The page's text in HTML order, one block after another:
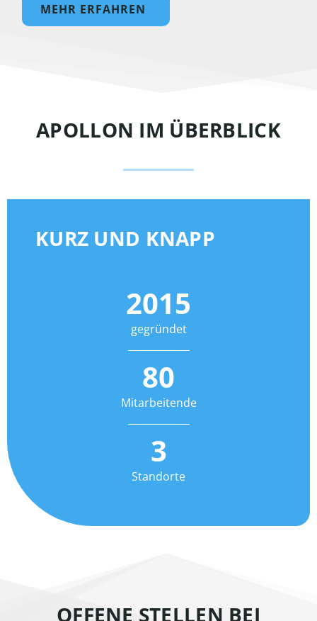
MEHR ERFAHREN
APOLLON IM ÜBERBLICK
KURZ UND KNAPP
2015
gegründet
80
Mitarbeitende
3
Standorte
OFFENE STELLEN BEI